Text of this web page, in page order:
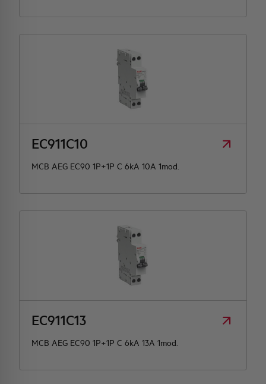
EC911C10
MCB AEG EC90 1P+1P C 6kA 10A 1mod.
EC911C13
MCB AEG EC90 1P+1P C 6kA 13A 1mod.